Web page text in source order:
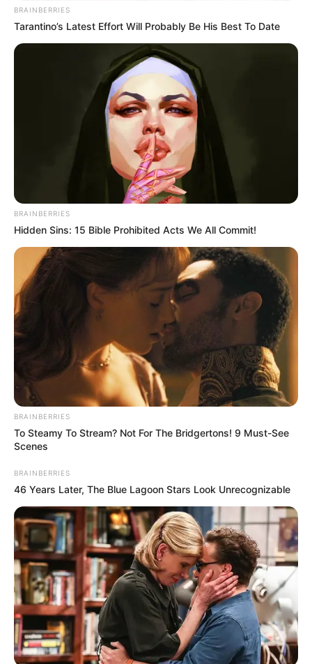
BRAINBERRIES
Tarantino’s Latest Effort Will Probably Be His Best To Date
BRAINBERRIES
Hidden Sins: 15 Bible Prohibited Acts We All Commit!
BRAINBERRIES
To Steamy To Stream? Not For The Bridgertons! 9 Must-See
Scenes
BRAINBERRIES
46 Years Later, The Blue Lagoon Stars Look Unrecognizable